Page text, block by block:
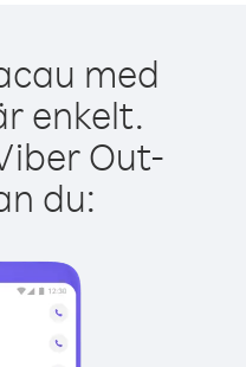
med
enkelt.
Out-
du: